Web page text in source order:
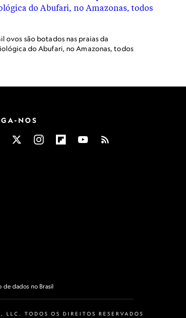
ovos são botados nas praias da
do Abufari, no Amazonas, todos
NOS
de dados no Brasil
TODOS OS DIREITOS RESERVADOS